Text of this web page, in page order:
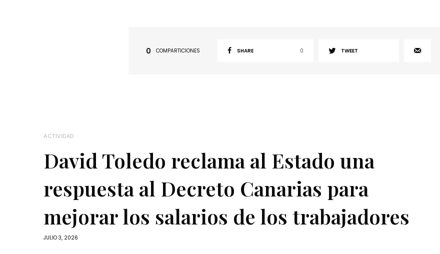
0 COMPARTICIONES SHARE 0 TWEET
ACTIVIDAD
David Toledo reclama al Estado una
respuesta al Decreto Canarias para
mejorar los salarios de los trabajadores
JULIO 3, 2026